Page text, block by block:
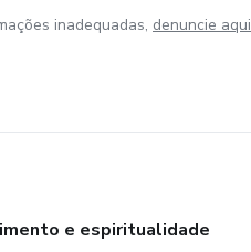
inadequadas, denuncie aqui
e espiritualidade